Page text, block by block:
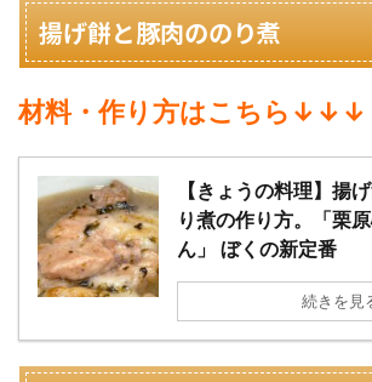
揚げ餅と豚肉ののり煮
材料・作り方はこちら↓↓↓
【きょうの料理】揚
り煮の作り方。「栗
ん」 ぼくの新定番
続きを見